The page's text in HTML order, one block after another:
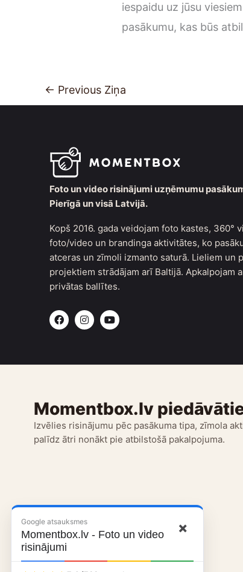
iespaidu uz jūsu
pasākumu, kas būs
← Previous Ziņa
Foto un video risinājumi uzņēmumu
Pierīgā un visā Latvijā.
Kopš 2016. gada veidojam foto kastes, 360°
foto/video un brandinga aktivitātes, ko
atceras un zīmoli izmanto saturā. Lieliem un
projektiem strādājam arī Baltijā. Apkalpojam
privātas ballītes.
F
a
c
o
I
n
s
g
Y
o
u
b
Momentbox.lv
Izvēlies risinājumu pēc pasākuma tipa, zīmola
palīdz ātri nonākt pie atbilstošā pakalpojuma.
Google atsauksmes
Momentbox.lv - Foto un video
risinājumi
×